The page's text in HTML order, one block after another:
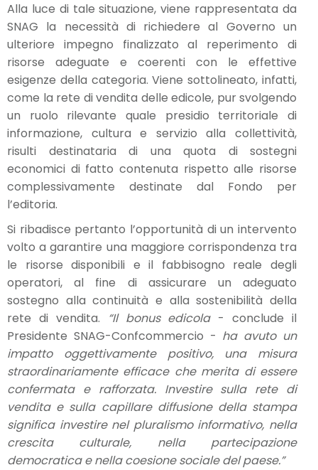
Alla luce di tale situazione, viene rappresentata da
SNAG la necessità di richiedere al Governo un
ulteriore impegno finalizzato al reperimento di
risorse adeguate e coerenti con le effettive
esigenze della categoria. Viene sottolineato, infatti,
come la rete di vendita delle edicole, pur svolgendo
un ruolo rilevante quale presidio territoriale di
informazione, cultura e servizio alla collettività,
risulti destinataria di una quota di sostegni
economici di fatto contenuta rispetto alle risorse
complessivamente destinate dal Fondo per
l’editoria.
Si ribadisce pertanto l’opportunità di un intervento
volto a garantire una maggiore corrispondenza tra
le risorse disponibili e il fabbisogno reale degli
operatori, al fine di assicurare un adeguato
sostegno alla continuità e alla sostenibilità della
rete di vendita. “Il bonus edicola - conclude il
Presidente SNAG-Confcommercio - ha avuto un
impatto oggettivamente positivo, una misura
straordinariamente efficace che merita di essere
confermata e rafforzata. Investire sulla rete di
vendita e sulla capillare diffusione della stampa
significa investire nel pluralismo informativo, nella
crescita culturale, nella partecipazione
democratica e nella coesione sociale del paese.”